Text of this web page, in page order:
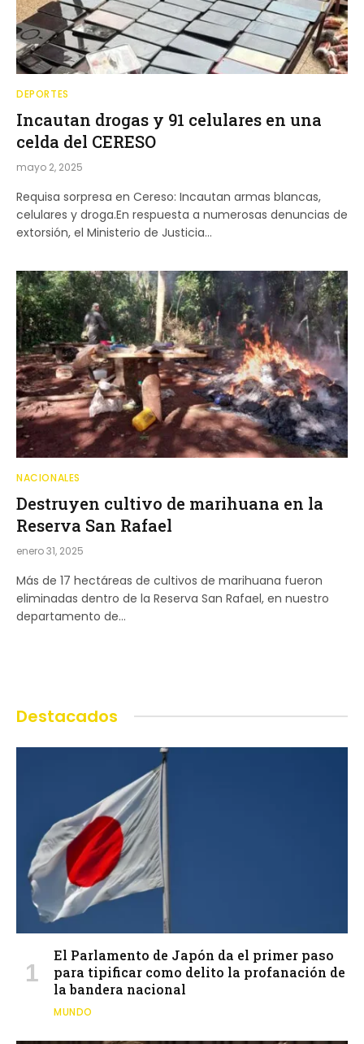
DEPORTES
Incautan drogas y 91 celulares en una
celda del CERESO
mayo 2, 2025
Requisa sorpresa en Cereso: Incautan armas blancas,
celulares y droga.En respuesta a numerosas denuncias de
extorsión, el Ministerio de Justicia…
NACIONALES
Destruyen cultivo de marihuana en la
Reserva San Rafael
enero 31, 2025
Más de 17 hectáreas de cultivos de marihuana fueron
eliminadas dentro de la Reserva San Rafael, en nuestro
departamento de…
Destacados
El Parlamento de Japón da el primer paso
para tipificar como delito la profanación de
la bandera nacional
MUNDO